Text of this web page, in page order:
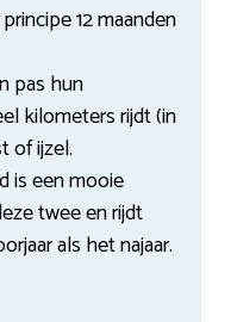
12 maanden
pas hun
kilometers rijdt (in
of ijzel.
is een mooie
twee en rijdt
als het najaar.